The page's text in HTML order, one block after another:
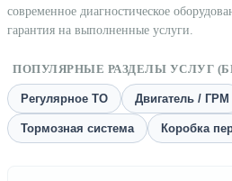
современное диагностическое
гарантия на выполненные услуги.
ПОПУЛЯРНЫЕ РАЗДЕЛЫ УСЛУГ
Регулярное ТО Двигатель / ГРМ
Тормозная система Коробка